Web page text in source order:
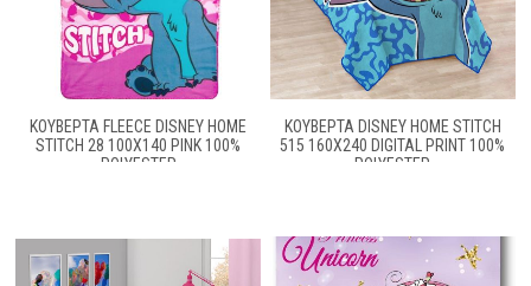
ΚΟΥΒΈΡΤΑ FLEECE DISNEY HOME
STITCH 28 100X140 PINK 100%
POLYESTER
ΚΟΥΒΈΡΤΑ DISNEY HOME STITCH
515 160X240 DIGITAL PRINT 100%
POLYESTER